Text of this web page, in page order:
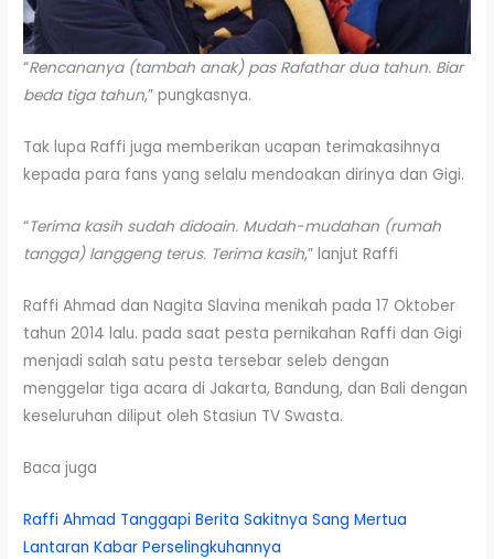
“Rencananya (tambah anak) pas Rafathar dua tahun. Biar
beda tiga tahun,” pungkasnya.
Tak lupa Raffi juga memberikan ucapan terimakasihnya
kepada para fans yang selalu mendoakan dirinya dan Gigi.
“Terima kasih sudah didoain. Mudah-mudahan (rumah
tangga) langgeng terus. Terima kasih,” lanjut Raffi
Raffi Ahmad dan Nagita Slavina menikah pada 17 Oktober
tahun 2014 lalu. pada saat pesta pernikahan Raffi dan Gigi
menjadi salah satu pesta tersebar seleb dengan
menggelar tiga acara di Jakarta, Bandung, dan Bali dengan
keseluruhan diliput oleh Stasiun TV Swasta.
Baca juga
Raffi Ahmad Tanggapi Berita Sakitnya Sang Mertua
Lantaran Kabar Perselingkuhannya